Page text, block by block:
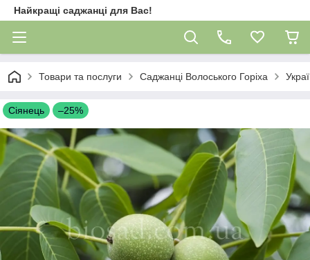
Найкращі саджанці для Вас!
Товари та послуги Саджанці Волоського Горіха
Сіянець –25%